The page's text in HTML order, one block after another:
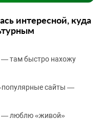
интересной, куда
— там быстро нахожу
сайты —
— люблю «живой»